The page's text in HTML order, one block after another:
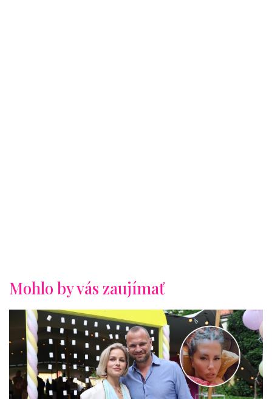
Mohlo by vás zaujímať